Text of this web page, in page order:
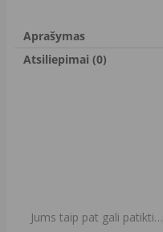
Aprašymas
Atsiliepimai (0)
Jums taip pat gali patikti…